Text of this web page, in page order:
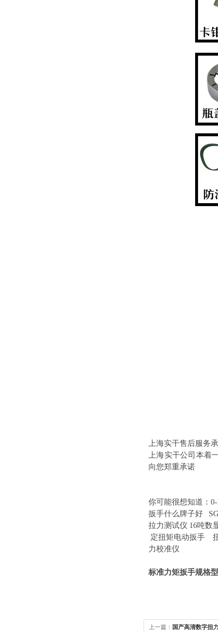
上海实干售后服务
上海实干公司本着
向您郑重承诺
你可能很想知道：
扳手什么牌子好
拉力测试仪 16吨数
定扭矩电动扳手
力校准仪
标准力矩扳手规格
上一篇： 国产高清数字扭